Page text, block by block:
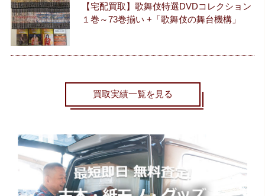
【宅配買取】歌舞伎特選DVDコレクション
１巻～73巻揃い +「歌舞伎の舞台機構」
買取実績一覧を見る